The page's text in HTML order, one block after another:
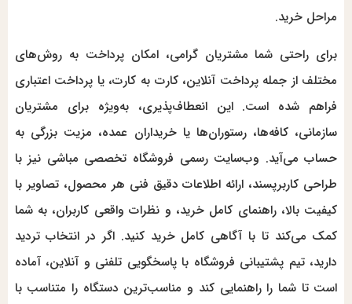
مراحل خرید.
برای راحتی شما مشتریان گرامی، امکان پرداخت به روش‌های
مختلف از جمله پرداخت آنلاین، کارت به کارت، یا پرداخت اعتباری
فراهم شده است. این انعطاف‌پذیری، به‌ویژه برای مشتریان
سازمانی، کافه‌ها، رستوران‌ها یا خریداران عمده، مزیت بزرگی به
حساب می‌آید. وب‌سایت رسمی فروشگاه تخصصی مباشی نیز با
طراحی کاربرپسند، ارائه اطلاعات دقیق فنی هر محصول، تصاویر با
کیفیت بالا، راهنمای کامل خرید، و نظرات واقعی کاربران، به شما
کمک می‌کند تا با آگاهی کامل خرید کنید. اگر در انتخاب تردید
دارید، تیم پشتیبانی فروشگاه با پاسخگویی تلفنی و آنلاین، آماده
است تا شما را راهنمایی کند و مناسب‌ترین دستگاه را متناسب با